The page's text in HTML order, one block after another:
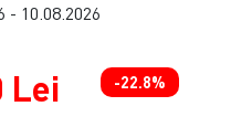
- 10.08.2026
Lei -22.8%